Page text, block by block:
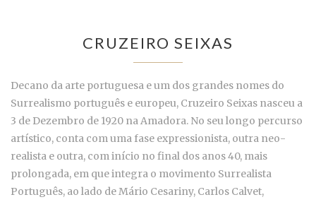
CRUZEIRO SEIXAS
Decano da arte portuguesa e um dos grandes nomes do
Surrealismo português e europeu, Cruzeiro Seixas nasceu a
3 de Dezembro de 1920 na Amadora. No seu longo percurso
artístico, conta com uma fase expressionista, outra neo-
realista e outra, com início no final dos anos 40, mais
prolongada, em que integra o movimento Surrealista
Português, ao lado de Mário Cesariny, Carlos Calvet,